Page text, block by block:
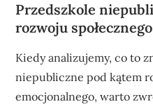
Przedszkole
rozwoju
Kiedy analizujemy, co to
niepubliczne pod kątem
emocjonalnego, warto